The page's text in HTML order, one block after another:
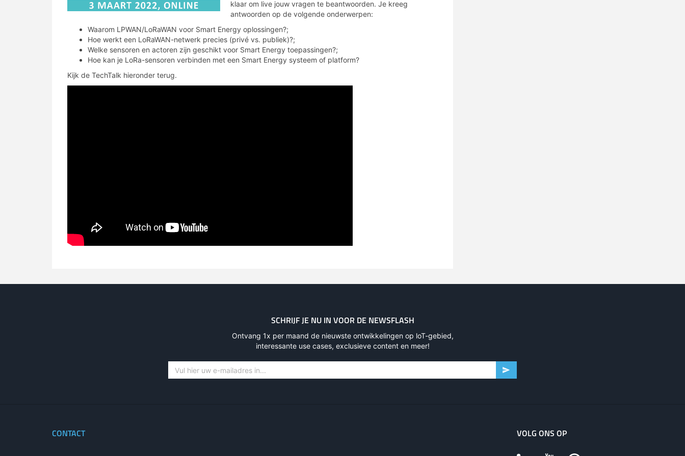
klaar om live jouw vragen te beantwoorden. Je kreeg
antwoorden op de volgende onderwerpen:
Waarom LPWAN/LoRaWAN voor Smart Energy oplossingen?;
Hoe werkt een LoRaWAN-netwerk precies (privé vs. publiek)?;
Welke sensoren en actoren zijn geschikt voor Smart Energy toepassingen?;
Hoe kan je LoRa-sensoren verbinden met een Smart Energy systeem of platform?
Kijk de TechTalk hieronder terug.
SCHRIJF JE NU IN VOOR DE NEWSFLASH
Ontvang 1x per maand de nieuwste ontwikkelingen op loT-gebied,
interessante use cases, exclusieve content en meer!
CONTACT VOLG ONS OP